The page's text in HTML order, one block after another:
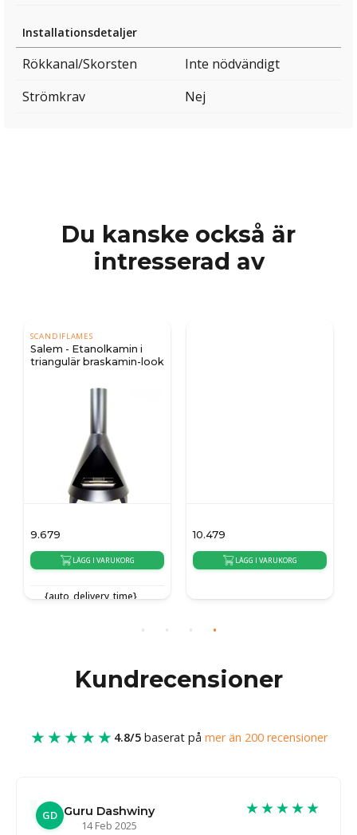
Installationsdetaljer
Rökkanal/Skorsten
Inte nödvändigt
Strömkrav
Nej
Du kanske också är
intresserad av
SCANDIFLAMES
Salem - Etanolkamin i
triangulär braskamin-look
9.679
LÄGG I VARUKORG
{auto_delivery_time}
10.479
LÄGG I VARUKORG
Kundrecensioner
★★★★★ 4.8/5baserat på mer än 200 recensioner
GD Guru Dashwiny
14 Feb 2025
★★★★★